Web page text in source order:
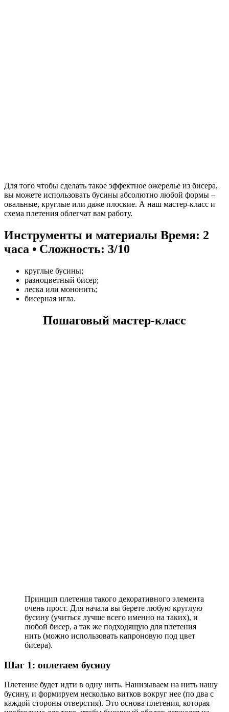
Для того чтобы сделать такое эффектное ожерелье из бисера,
вы можете использовать бусины абсолютно любой формы –
овальные, круглые или даже плоские. А наш мастер-класс и
схема плетения облегчат вам работу.
Инструменты и материалы Время: 2
часа • Сложность: 3/10
круглые бусины;
разноцветный бисер;
леска или мононить;
бисерная игла.
Пошаговый мастер-класс
Принцип плетения такого декоративного элемента
очень прост. Для начала вы берете любую круглую
бусину (учиться лучше всего именно на таких), и
любой бисер, а так же подходящую для плетения
нить (можно использовать капроновую под цвет
бисера).
Шаг 1: оплетаем бусину
Плетение будет идти в одну нить. Нанизываем на нить нашу
бусину, и формируем несколько витков вокруг нее (по два с
каждой стороны отверстия). Это основа плетения, которая